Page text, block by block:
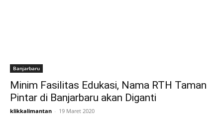
Banjarbaru
Minim Fasilitas Edukasi, Nama RTH Taman
Pintar di Banjarbaru akan Diganti
klikkalimantan - 19 Maret 2020